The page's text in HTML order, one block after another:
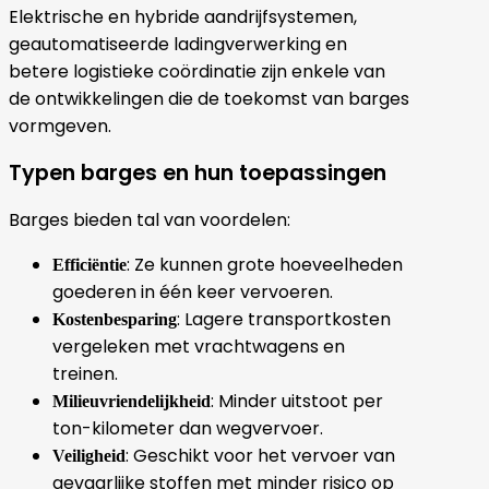
Elektrische en hybride aandrijfsystemen,
geautomatiseerde ladingverwerking en
betere logistieke coördinatie zijn enkele van
de ontwikkelingen die de toekomst van barges
vormgeven.
Typen barges en hun toepassingen
Barges bieden tal van voordelen:
Efficiëntie: Ze kunnen grote hoeveelheden
goederen in één keer vervoeren.
Kostenbesparing: Lagere transportkosten
vergeleken met vrachtwagens en
treinen.
Milieuvriendelijkheid: Minder uitstoot per
ton-kilometer dan wegvervoer.
Veiligheid: Geschikt voor het vervoer van
gevaarlijke stoffen met minder risico op